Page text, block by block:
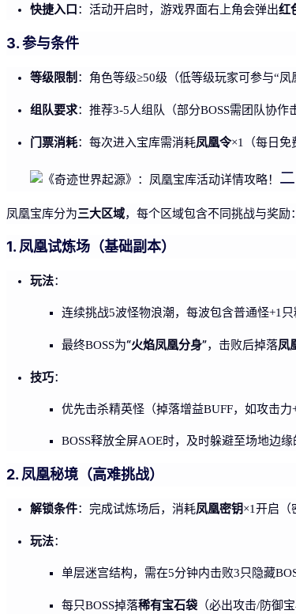
快捷入口：活动开启时，游戏界面右上角会弹出红
3. 参与条件
等级限制 ：角色等级≥50级（低等级玩家可参与“凤
组队要求：推荐3-5人组队（部分BOSS需团队协作
门票消耗：每次进入宝库需消耗凤凰令×1（每日免
凤凰宝库分为三大区域，每个区域包含不同挑战与奖励：
1. 凤凰试炼场（基础副本）
玩法：
连续挑战5波怪物浪潮，每波包含普通怪+1只
最终BOSS为“火焰凤凰分身”，击败后掉落凤
技巧：
优先击杀精英怪（掉落增益BUFF，如攻击力
BOSS释放全屏AOE时，及时躲避至场地边缘
2. 凤凰秘境（高难挑战）
解锁条件：完成试炼场后，消耗凤凰密钥×1开启（
玩法：
单层迷宫结构，需在5分钟内击败3只隐藏
每只BOSS掉落稀有宝石袋 （必出攻击/防御